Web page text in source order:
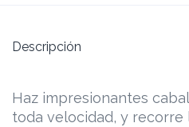
Descripción
Haz impresionantes
toda velocidad, y recorre